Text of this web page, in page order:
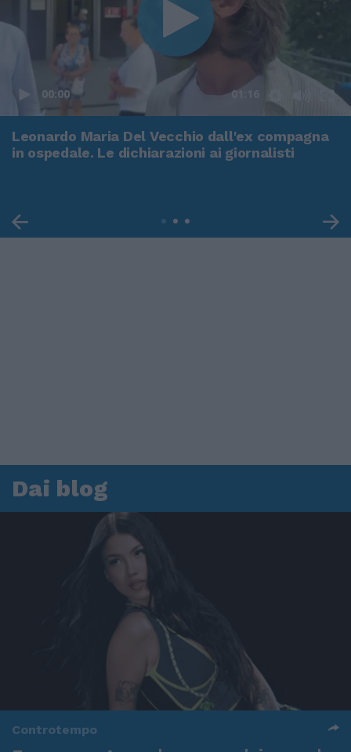
00:00 01:16
Leonardo Maria Del Vecchio dall'ex compagna
in ospedale. Le dichiarazioni ai giornalisti
Dai blog
Controtempo